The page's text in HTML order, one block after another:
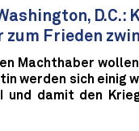
D.C.:
zum Frieden
Machthaber
werden sich einig
und damit den